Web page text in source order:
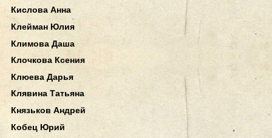
Кислова Анна
Клейман Юлия
Климова Даша
Клочкова Ксения
Клюева Дарья
Клявина Татьяна
Князьков Андрей
Кобец Юрий